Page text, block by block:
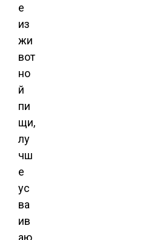
е
из
жи
вот
но
й
пи
щи,
лу
чш
е
ус
ва
ив
аю